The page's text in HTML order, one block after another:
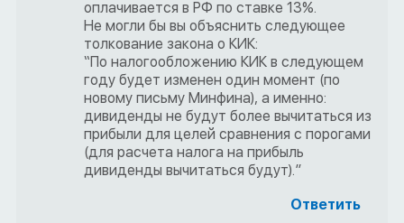
оплачивается в РФ по ставке 13%.
Не могли бы вы объяснить следующее
толкование закона о КИК:
“По налогообложению КИК в следующем
году будет изменен один момент (по
новому письму Минфина), а именно:
дивиденды не будут более вычитаться из
прибыли для целей сравнения с порогами
(для расчета налога на прибыль
дивиденды вычитаться будут).”
Ответить